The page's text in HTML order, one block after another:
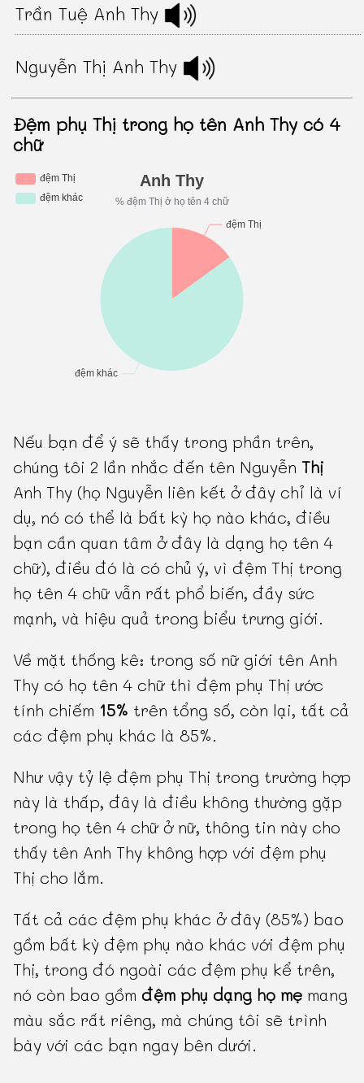
Trần Tuệ Anh Thy
Nguyễn Thị Anh Thy
Đệm phụ Thị trong họ tên Anh Thy có 4
chữ
Nếu bạn để ý sẽ thấy trong phần trên,
chúng tôi 2 lần nhắc đến tên Nguyễn Thị
Anh Thy (họ Nguyễn liên kết ở đây chỉ là ví
dụ, nó có thể là bất kỳ họ nào khác, điều
bạn cần quan tâm ở đây là dạng họ tên 4
chữ), điều đó là có chủ ý, vì đệm Thị trong
họ tên 4 chữ vẫn rất phổ biến, đầy sức
mạnh, và hiệu quả trong biểu trưng giới.
Về mặt thống kê: trong số nữ giới tên Anh
Thy có họ tên 4 chữ thì đệm phụ Thị ước
tính chiếm 15% trên tổng số, còn lại, tất cả
các đệm phụ khác là 85%.
Như vậy tỷ lệ đệm phụ Thị trong trường hợp
này là thấp, đây là điều không thường gặp
trong họ tên 4 chữ ở nữ, thông tin này cho
thấy tên Anh Thy không hợp với đệm phụ
Thị cho lắm.
Tất cả các đệm phụ khác ở đây (85%) bao
gồm bất kỳ đệm phụ nào khác với đệm phụ
Thị, trong đó ngoài các đệm phụ kể trên,
nó còn bao gồmđệm phụ dạng họ mẹ mang
màu sắc rất riêng, mà chúng tôi sẽ trình
bày với các bạn ngay bên dưới.